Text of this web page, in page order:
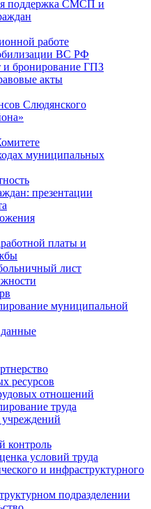
поддержка СМСП и
работе
ВС РФ
и бронирование ГПЗ
акты
Слюдянского
муниципальных
презентации
платы и
лист
муниципальной
ресурсов
отношений
труда
учреждений
контроль
условий труда
и инфраструктурного
подразделении